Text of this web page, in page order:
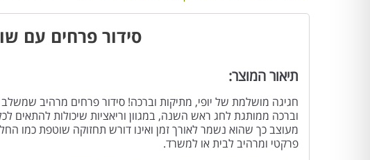
סידור פרחים עם
תיאור המוצר:
חגיגה מושלמת של יופי, מתיקות וברכה! סידור פרחים מרהיב שמשלב
וברכה ממותגת לחג ראש השנה, במגוון וריאציות שיכולות להתאים לכל
מעוצב כך שהוא נשמר לאורך זמן ואינו דורש תחזוקה שוטפת כמו
פרקטי ומרהיב לבית או למשרד.